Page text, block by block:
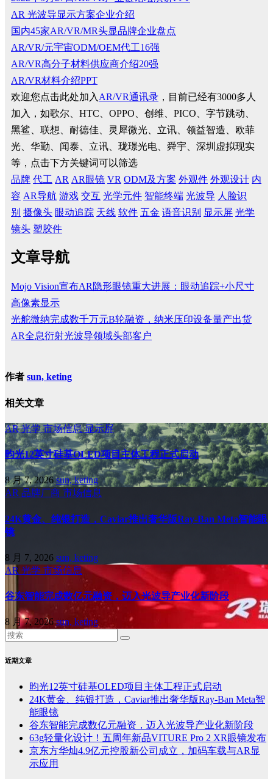
AR 光波导显示方案企业介绍
国内45家AR/VR/MR头显品牌企业盘点
AR/VR/元宇宙ODM/OEM代工16强
AR/VR高分子材料供应商介绍20强
AR/VR材料介绍PPT
欢迎您点击此处加入 AR/VR通讯录 ，目前已经有3000多人
加入，如歌尔、HTC、OPPO、创维、PICO、字节跳动、
黑鲨、联想、耐德佳、灵犀微光、立讯、领益智造、欧菲
光、华勤、闻泰、立讯、珑璟光电、舜宇、深圳虚拟现实
等，点击下方关键词可以筛选
品牌 代工 AR AR眼镜 VR ODM及方案 外观件 外观设计 内
容 AR导航 游戏 交互 光学元件 智能终端 光波导 人脸识
别 摄像头 眼动追踪 天线 软件 五金 语音识别 显示屏 光学
镜头 塑胶件
文章导航
Mojo Vision宣布AR隐形眼镜重大进展：眼动追踪+小尺寸
高像素显示
光舵微纳完成数千万元B轮融资，纳米压印设备量产出货
AR全息衍射光波导领域头部客户
作者 sun, keting
相关文章
AR光学市场信息显示屏
昀光12英寸硅基OLED项目主体工程正式启动
8 月 7, 2026sun, keting
AR 品牌厂商 市场信息
24K黄金、纯银打造，Caviar推出奢华版Ray-Ban Meta智能眼
镜
8 月 7, 2026 sun, keting
AR 光学 市场信息
谷东智能完成数亿元融资，迈入光波导产业化新阶段
8 月 7, 2026sun, keting
近期文章
昀光12英寸硅基OLED项目主体工程正式启动
24K黄金、纯银打造，Caviar推出奢华版Ray-Ban Meta智
能眼镜
谷东智能完成数亿元融资，迈入光波导产业化新阶段
63g轻量化设计！五周年新品VITURE Pro 2 XR眼镜发布
京东方华灿4.9亿元控股新公司成立，加码车载与AR显
示应用